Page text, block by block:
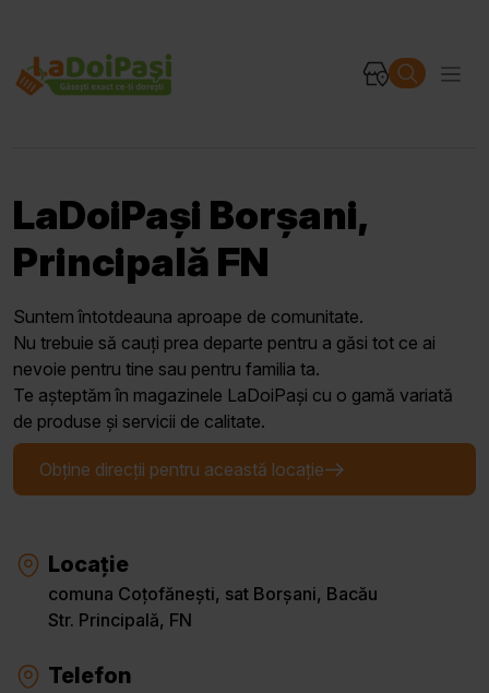
LaDoiPași Borșani,
Principală FN
Suntem întotdeauna aproape de comunitate.
Nu trebuie să cauți prea departe pentru a găsi tot ce ai
nevoie pentru tine sau pentru familia ta.
Te așteptăm în magazinele LaDoiPași cu o gamă variată
de produse și servicii de calitate.
Obține direcții pentru această locație
Locație
comuna Coțofănești, sat Borșani, Bacău
Str. Principală, FN
Telefon